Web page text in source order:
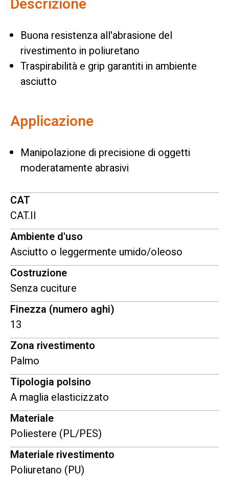
Descrizione
Buona resistenza all'abrasione del
rivestimento in poliuretano
Traspirabilità e grip garantiti in ambiente
asciutto
Applicazione
Manipolazione di precisione di oggetti
moderatamente abrasivi
CAT
CAT.II
Ambiente d'uso
Asciutto o leggermente umido/oleoso
Costruzione
Senza cuciture
Finezza (numero aghi)
13
Zona rivestimento
Palmo
Tipologia polsino
A maglia elasticizzato
Materiale
Poliestere (PL/PES)
Materiale rivestimento
Poliuretano (PU)